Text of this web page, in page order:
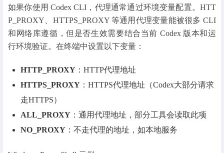
如果你使用 Codex CLI，代理通常通过环境变量配置。HTT
P_PROXY、HTTPS_PROXY 等通用代理变量能被很多 CLI
和网络库遵循，但是否生效需要结合当前 Codex 版本和运
行环境验证。在终端中设置以下变量：
HTTP_PROXY ：HTTP代理地址
HTTPS_PROXY ：HTTPS代理地址（Codex大部分请求
走HTTPS）
ALL_PROXY ：通用代理地址，部分工具会读取此项
NO_PROXY ：不走代理的地址，如本地服务